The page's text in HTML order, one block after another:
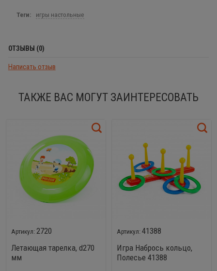
Теги: игры настольные
ОТЗЫВЫ (0)
Написать отзыв
ТАКЖЕ ВАС МОГУТ ЗАИНТЕРЕСОВАТЬ
2720
Летающая тарелка, d270
мм
41388
Игра Набрось кольцо,
Полесье 41388